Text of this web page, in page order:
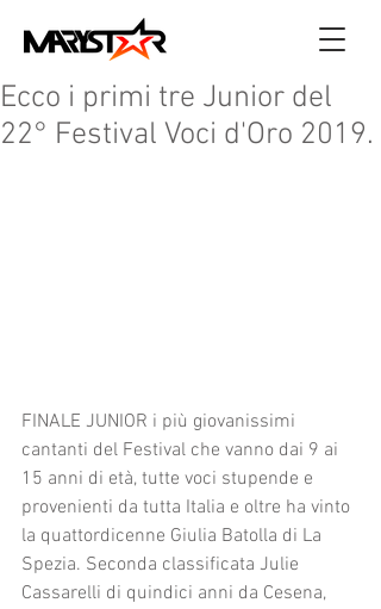
Ecco i primi tre Junior del
22° Festival Voci d'Oro 2019.
FINALE JUNIOR i più giovanissimi
cantanti del Festival che vanno dai 9 ai
15 anni di età, tutte voci stupende e
provenienti da tutta Italia e oltre ha vinto
la quattordicenne Giulia Batolla di La
Spezia. Seconda classificata Julie
Cassarelli di quindici anni da Cesena,